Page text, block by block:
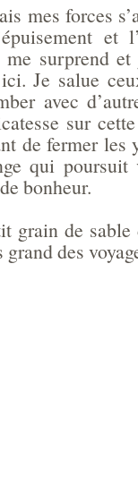
mes forces
et
me surprend
Je salue
avec
sur
de fermer les
qui
bonheur.
grain de sable
des